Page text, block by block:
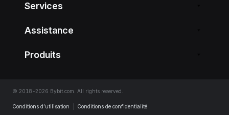
Services
Assistance
Produits
© 2018-2026 Bybit.com. All rights reserved.
Conditions d’utilisation Conditions de confidentialité